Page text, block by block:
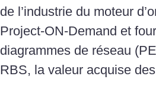
de l’industrie du moteur
Project-ON-Demand et
diagrammes de réseau
RBS, la valeur acquise